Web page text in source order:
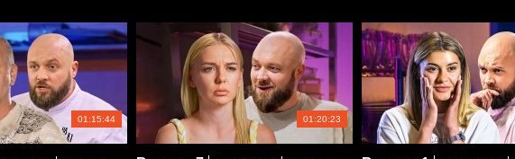
01:15:44 01:20:23